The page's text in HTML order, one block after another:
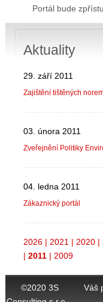
Portál bude
Aktuality
29. září 2011
Zajištění tištěných
03. února 2011
Zveřejnění Politiky
04. ledna 2011
Zákaznický portál
2026| 2021 | 2020|
| 2011 | 2009
©2020 3S
Váš